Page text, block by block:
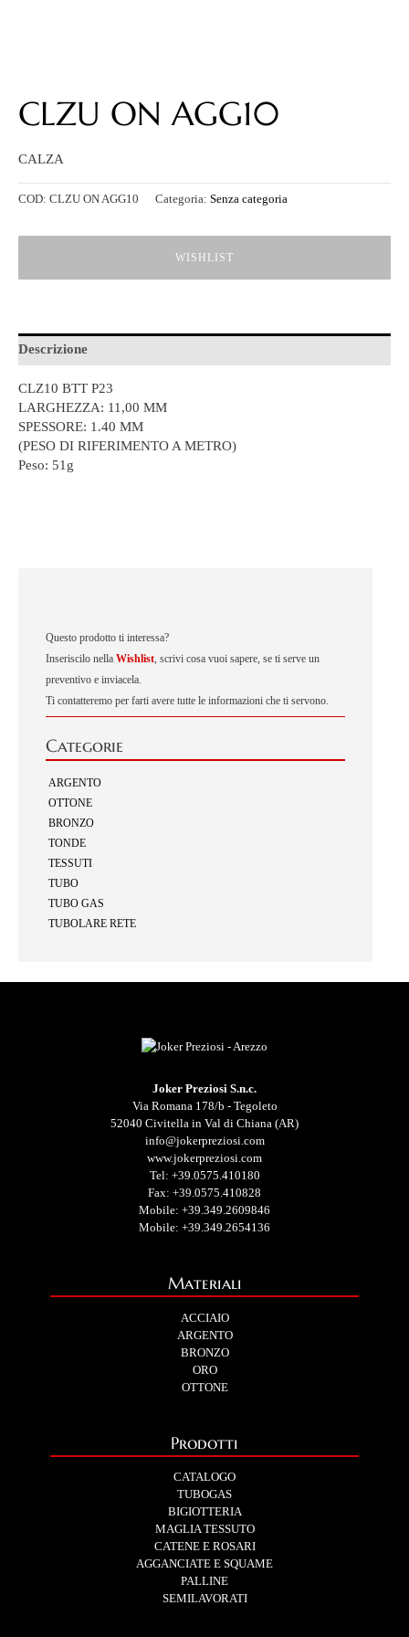
Questo prodotto ti interessa?
Inseriscilo nella Wishlist, scrivi cosa vuoi sapere, se ti serve un
preventivo e inviacela.
Ti contatteremo per farti avere tutte le informazioni che ti servono.
Categorie
ARGENTO
OTTONE
BRONZO
TONDE
TESSUTI
TUBO
TUBO GAS
TUBOLARE RETE
CLZU ON AGG10
CALZA
COD: CLZU ON AGG10 Categoria: Senza categoria
WISHLIST
Descrizione
CLZ10 BTT P23
LARGHEZZA: 11,00 MM
SPESSORE: 1.40 MM
(PESO DI RIFERIMENTO A METRO)
Peso: 51g
Joker Preziosi S.n.c.
Via Romana 178/b - Tegoleto
52040 Civitella in Val di Chiana (AR)
info@jokerpreziosi.com
www.jokerpreziosi.com
Tel: +39.0575.410180
Fax: +39.0575.410828
Mobile: +39.349.2609846
Mobile: +39.349.2654136
Materiali
ACCIAIO
ARGENTO
BRONZO
ORO
OTTONE
Prodotti
CATALOGO
TUBOGAS
BIGIOTTERIA
MAGLIA TESSUTO
CATENE E ROSARI
AGGANCIATE E SQUAME
PALLINE
SEMILAVORATI